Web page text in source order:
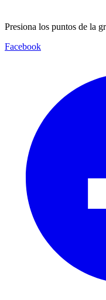
Presiona los puntos de la
Facebook